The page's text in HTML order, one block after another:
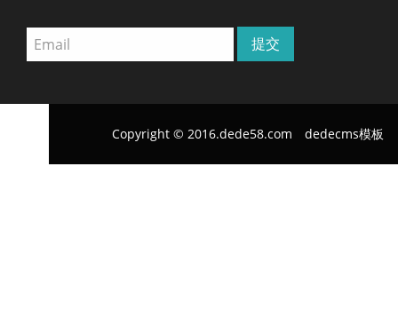
Copyright © 2016.dede58.comdedecms模板